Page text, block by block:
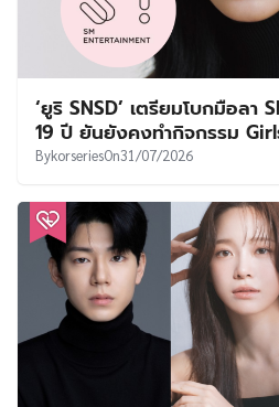
‘ยูริ SNSD’ เตรียมโบกมือลา
19 ปี ยันยังคงทำกิจกรรม
BykorseriesOn31/07/2026